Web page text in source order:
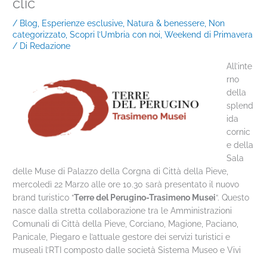
clic
/ Blog Esperienze esclusive Natura & benessere Non
categorizzato ,Scopri l’Umbria con noi ,Weekend di Primavera
/ Di Redazione
All’inte
rno
della
splend
ida
cornic
e della
Sala
delle Muse di Palazzo della Corgna di Città della Pieve,
mercoledì 22 Marzo alle ore 10.30 sarà presentato il nuovo
brand turistico “Terre del Perugino-Trasimeno Musei“. Questo
nasce dalla stretta collaborazione tra le Amministrazioni
Comunali di Città della Pieve, Corciano, Magione, Paciano,
Panicale, Piegaro e l’attuale gestore dei servizi turistici e
museali l’RTI composto dalle società Sistema Museo e Vivi